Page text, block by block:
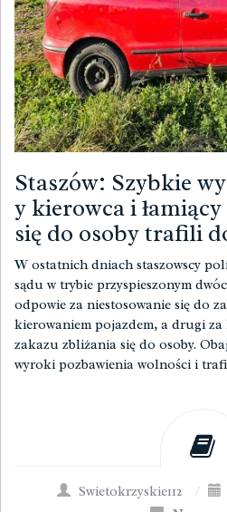
Staszów: Szybkie
y kierowca i
się do osoby trafili
W ostatnich dniach staszowscy
sądu w trybie przyspieszonym
odpowie za niestosowanie się do
kierowaniem pojazdem, a drugi za
zakazu zbliżania się do osoby.
wyroki pozbawienia wolności i
Swietokrzyskie112 /